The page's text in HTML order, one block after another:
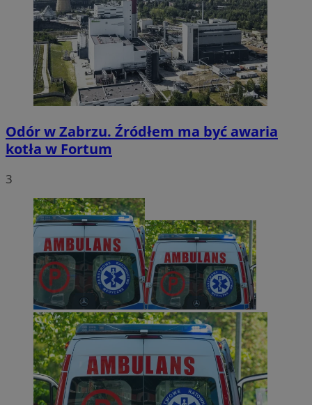
Odór w Zabrzu. Źródłem ma być awaria
kotła w Fortum
3